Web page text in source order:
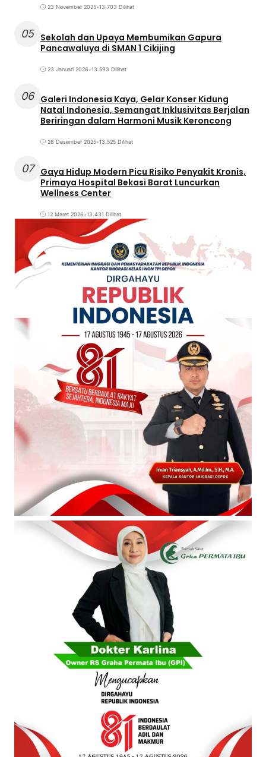
23 November 2025•13.703 Dilihat
05 Sekolah dan Upaya Membumikan Gapura
Pancawaluya di SMAN 1 Cikijing
23 Januari 2026•13.593 Dilihat
06 Galeri Indonesia Kaya, Gelar Konser Kidung
Natal Indonesia, Semangat Inklusivitas Berjalan
Beriringan dalam Harmoni Musik Keroncong
28 Desember 2025•13.525 Dilihat
07
Gaya Hidup Modern Picu Risiko Penyakit Kronis,
Primaya Hospital Bekasi Barat Luncurkan
Wellness Center
12 Maret 2026•13.431 Dilihat